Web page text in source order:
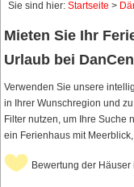
Sie sind hier: Startseite >
Mieten Sie Ihr
Urlaub bei
Verwenden Sie unsere
in Ihrer Wunschregion und
Filter nutzen, um Ihre Suche
ein Ferienhaus mit
Bewertung der